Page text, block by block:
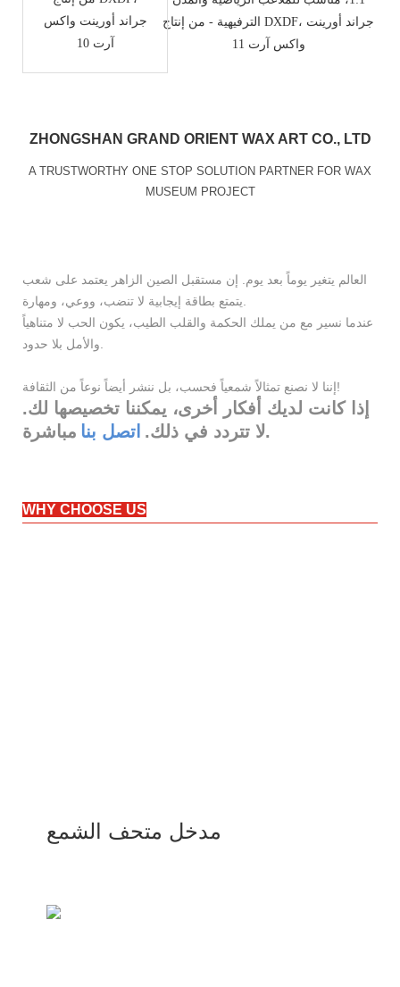
ZHONGSHAN GRAND ORIENT WAX ART CO., LTD
A TRUSTWORTHY ONE STOP SOLUTION PARTNER FOR WAX
MUSEUM PROJECT
العالم يتغير يوماً بعد يوم. إن مستقبل الصين الزاهر يعتمد على شعب
عندما نسير مع من يملك الحكمة والقلب الطيب، يكون الحب لا متناهياً
إننا لا نصنع تمثالاً شمعياً فحسب، بل ننشر أيضاً نوعاً من الثقافة!
إذا كانت لديك أفكار أخرى، يمكننا تخصيصها لك.
لا تتردد في ذلك. اتصل بنا مباشرة.
WHY CHOOSE US
مدخل متحف الشمع